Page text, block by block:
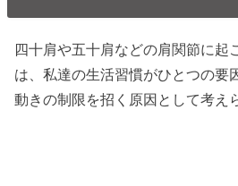
四十肩や五十肩などの肩関節に起
は、私達の生活習慣がひとつの要
動きの制限を招く原因として考え